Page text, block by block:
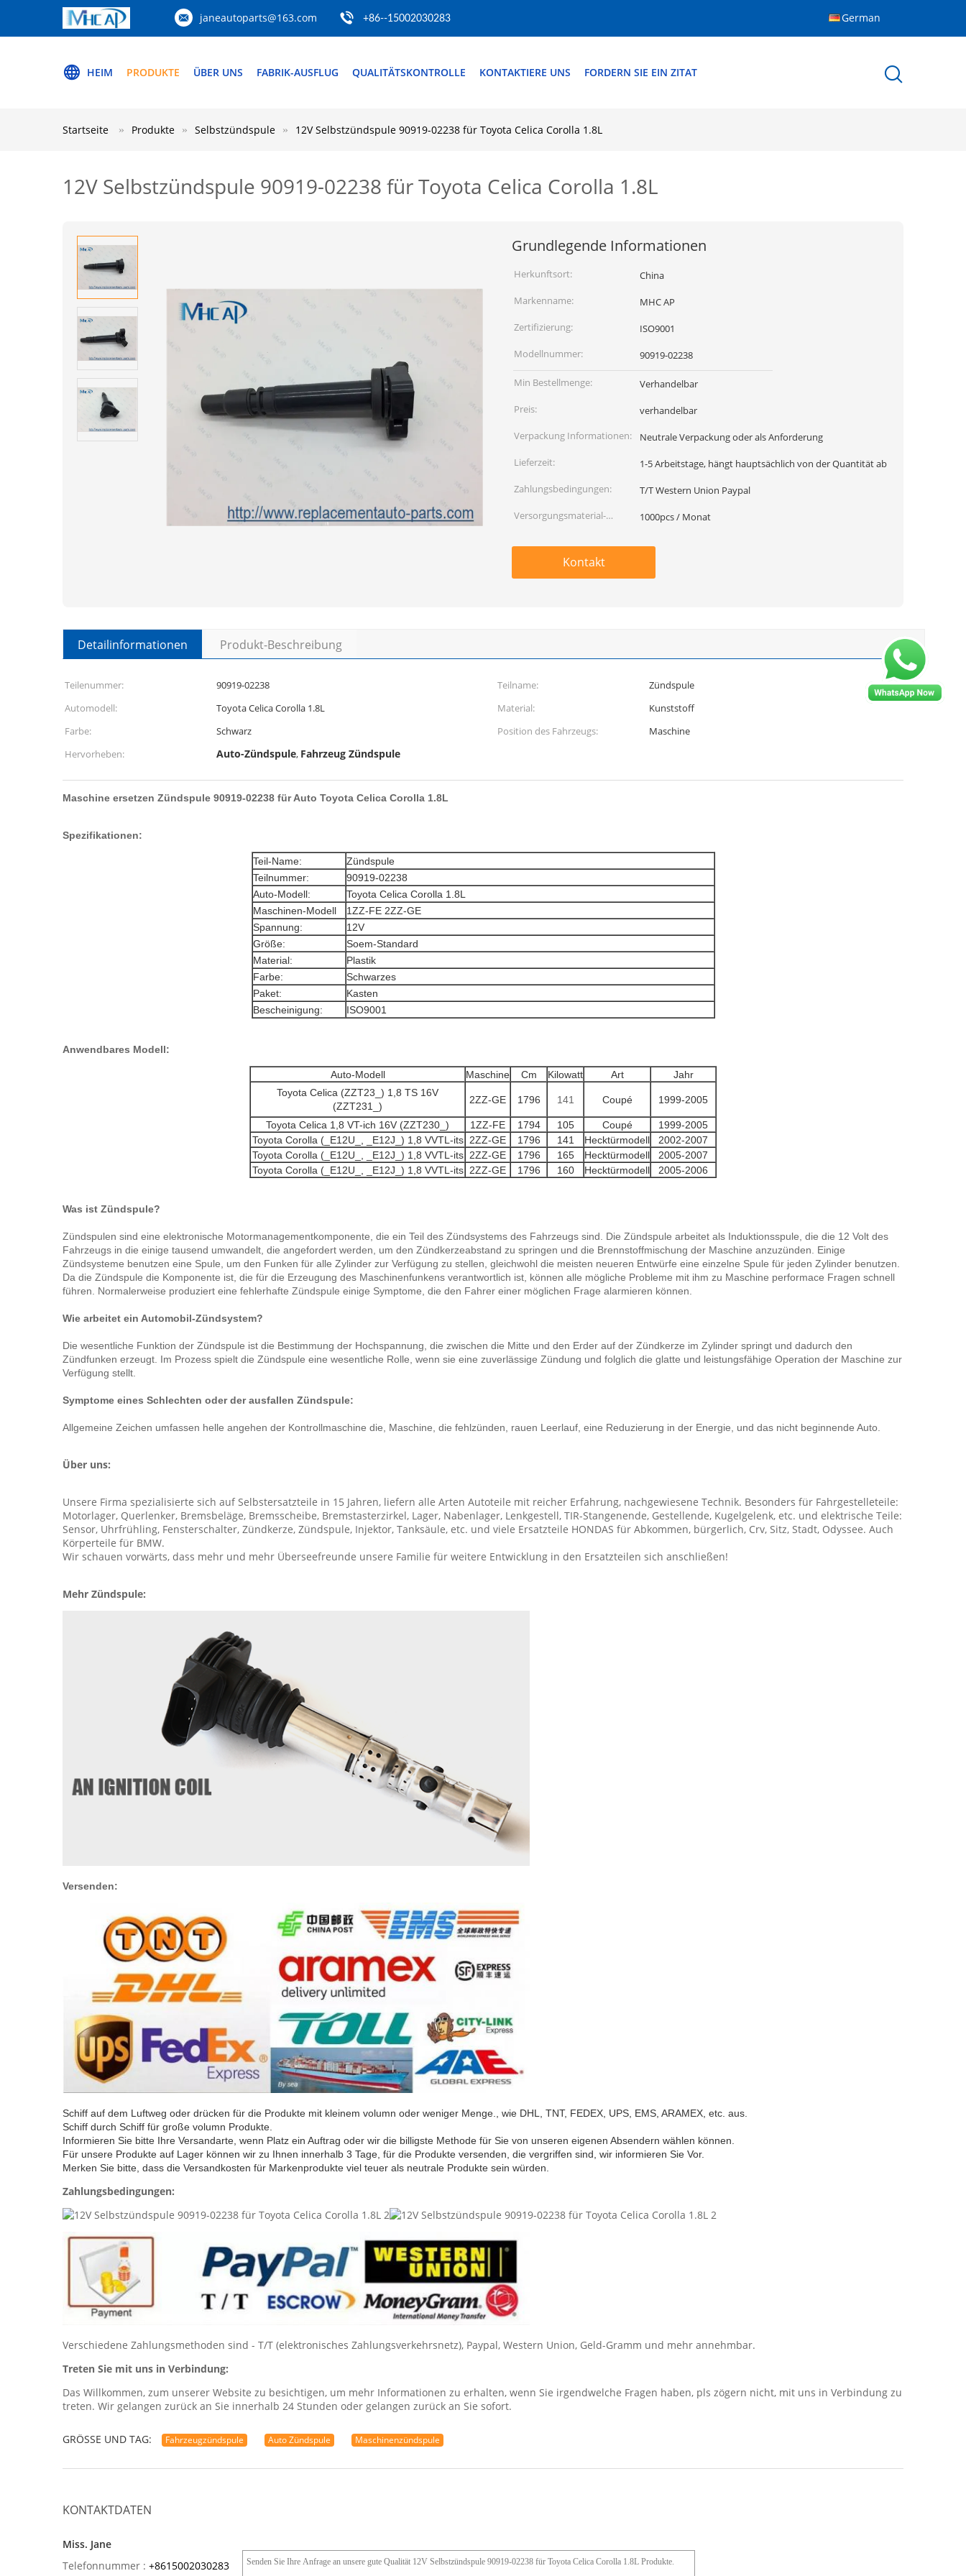
janeautoparts@163.com +86--15002030283 German
HEIM PRODUKTE ÜBER UNS FABRIK-AUSFLUG QUALITÄTSKONTROLLE KONTAKTIERE UNS FORDERN SIE EIN ZITAT
Startseite Produkte Selbstzündspule 12V Selbstzündspule 90919-02238 für Toyota Celica Corolla 1.8L
12V Selbstzündspule 90919-02238 für Toyota Celica Corolla 1.8L
Grundlegende Informationen
Herkunftsort:
China
Markenname:
MHC AP
Zertifizierung:
ISO9001
Modellnummer:
90919-02238
Min Bestellmenge:
Verhandelbar
Preis:
verhandelbar
Verpackung Informationen:
Neutrale Verpackung oder als Anforderung
Lieferzeit:
1-5 Arbeitstage, hängt hauptsächlich von der Quantität ab
Zahlungsbedingungen:
T/T Western Union Paypal
Versorgungsmaterial-
1000pcs / Monat
Kontakt
Detailinformationen Produkt-Beschreibung
Teilenummer: 90919-02238 Teilname:
Zündspule
Automodell:
Toyota Celica Corolla 1.8L Material:
Kunststoff
Farbe:
Schwarz Position des Fahrzeugs:
Maschine
Hervorheben:
Auto-Zündspule, Fahrzeug Zündspule
Maschine ersetzen Zündspule 90919-02238 für Auto Toyota Celica Corolla 1.8L
Spezifikationen:
Teil-Name:
Zündspule
Teilnummer:
90919-02238
Auto-Modell:
Toyota Celica Corolla 1.8L
Maschinen-Modell
1ZZ-FE 2ZZ-GE
Spannung:
12V
Größe:
Soem-Standard
Material:
Plastik
Farbe:
Schwarzes
Paket:
Kasten
Bescheinigung:
ISO9001
Anwendbares Modell:
Auto-Modell Maschine Cm Kilowatt Art
Jahr
Toyota Celica (ZZT23_) 1,8 TS 16V
(ZZT231_)
2ZZ-GE 1796 141 Coupé 1999-2005
Toyota Celica 1,8 VT-ich 16V (ZZT230_) 1ZZ-FE 1794 105 Coupé
1999-2005
Toyota Corolla (_E12U_, _E12J_) 1,8 VVTL-its 2ZZ-GE 1796 141 Hecktürmodell
2002-2007
Toyota Corolla (_E12U_, _E12J_) 1,8 VVTL-its 2ZZ-GE 1796 165 Hecktürmodell
2005-2007
Toyota Corolla (_E12U_, _E12J_) 1,8 VVTL-its 2ZZ-GE 1796 160 Hecktürmodell 2005-2006
Was ist Zündspule?
Zündspulen sind eine elektronische Motormanagementkomponente, die ein Teil des Zündsystems des Fahrzeugs sind. Die Zündspule arbeitet als Induktionsspule, die die 12 Volt des
Fahrzeugs in die einige tausend umwandelt, die angefordert werden, um den Zündkerzeabstand zu springen und die Brennstoffmischung der Maschine anzuzünden. Einige
Zündsysteme benutzen eine Spule, um den Funken für alle Zylinder zur Verfügung zu stellen, gleichwohl die meisten neueren Entwürfe eine einzelne Spule für jeden Zylinder benutzen.
Da die Zündspule die Komponente ist, die für die Erzeugung des Maschinenfunkens verantwortlich ist, können alle mögliche Probleme mit ihm zu Maschine performace Fragen schnell
führen. Normalerweise produziert eine fehlerhafte Zündspule einige Symptome, die den Fahrer einer möglichen Frage alarmieren können.
Wie arbeitet ein Automobil-Zündsystem?
Die wesentliche Funktion der Zündspule ist die Bestimmung der Hochspannung, die zwischen die Mitte und den Erder auf der Zündkerze im Zylinder springt und dadurch den
Zündfunken erzeugt. Im Prozess spielt die Zündspule eine wesentliche Rolle, wenn sie eine zuverlässige Zündung und folglich die glatte und leistungsfähige Operation der Maschine zur
Verfügung stellt.
Symptome eines Schlechten oder der ausfallen Zündspule:
Allgemeine Zeichen umfassen helle angehen der Kontrollmaschine die, Maschine, die fehlzünden, rauen Leerlauf, eine Reduzierung in der Energie, und das nicht beginnende Auto.
Über uns:
Unsere Firma spezialisierte sich auf Selbstersatzteile in 15 Jahren, liefern alle Arten Autoteile mit reicher Erfahrung, nachgewiesene Technik. Besonders für Fahrgestelleteile:
Motorlager, Querlenker, Bremsbeläge, Bremsscheibe, Bremstasterzirkel, Lager, Nabenlager, Lenkgestell, TIR-Stangenende, Gestellende, Kugelgelenk, etc. und elektrische Teile:
Sensor, Uhrfrühling, Fensterschalter, Zündkerze, Zündspule, Injektor, Tanksäule, etc. und viele Ersatzteile HONDAS für Abkommen, bürgerlich, Crv, Sitz, Stadt, Odyssee. Auch
Körperteile für BMW.
Wir schauen vorwärts, dass mehr und mehr Überseefreunde unsere Familie für weitere Entwicklung in den Ersatzteilen sich anschließen!
Mehr Zündspule:
Versenden:
Schiff auf dem Luftweg oder drücken für die Produkte mit kleinem volumn oder weniger Menge., wie DHL, TNT, FEDEX, UPS, EMS, ARAMEX, etc. aus.
Schiff durch Schiff für große volumn Produkte.
Informieren Sie bitte Ihre Versandarte, wenn Platz ein Auftrag oder wir die billigste Methode für Sie von unseren eigenen Absendern wählen können.
Für unsere Produkte auf Lager können wir zu Ihnen innerhalb 3 Tage, für die Produkte versenden, die vergriffen sind, wir informieren Sie Vor.
Merken Sie bitte, dass die Versandkosten für Markenprodukte viel teuer als neutrale Produkte sein würden.
Zahlungsbedingungen:
Verschiedene Zahlungsmethoden sind - T/T (elektronisches Zahlungsverkehrsnetz), Paypal, Western Union, Geld-Gramm und mehr annehmbar.
Treten Sie mit uns in Verbindung:
Das Willkommen, zum unserer Website zu besichtigen, um mehr Informationen zu erhalten, wenn Sie irgendwelche Fragen haben, pls zögern nicht, mit uns in Verbindung zu
treten. Wir gelangen zurück an Sie innerhalb 24 Stunden oder gelangen zurück an Sie sofort.
GRÖSSE UND TAG: Fahrzeugzündspule Auto Zündspule Maschinenzündspule
KONTAKTDATEN
Miss. Jane
Telefonnummer : +8615002030283